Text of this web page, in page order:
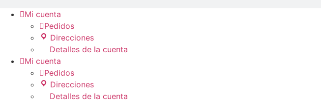
Mi cuenta
Pedidos
Direcciones
Detalles de la cuenta
Mi cuenta
Pedidos
Direcciones
Detalles de la cuenta